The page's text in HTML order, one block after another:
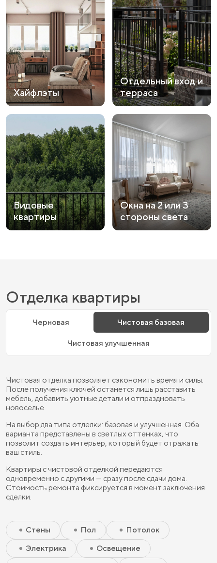
Хайфлэты
Отдельный вход и
терраса
Видовые
квартиры
Окна на 2 или 3
стороны света
Отделка квартиры
Черновая Чистовая базовая
Чистовая улучшенная
Чистовая отделка позволяет сэкономить время и силы.
После получения ключей останется лишь расставить
мебель, добавить уютные детали и отпраздновать
новоселье.
На выбор два типа отделки: базовая и улучшенная. Оба
варианта представлены в светлых оттенках, что
позволит создать интерьер, который будет отражать
ваш стиль.
Квартиры с чистовой отделкой передаются
одновременно с другими — сразу после сдачи дома.
Стоимость ремонта фиксируется в момент заключения
сделки.
Скрытый элемент 2 - Чистовая базовая
Скрытый элемент 1 - Чистовая базовая
Стены
Пол
Потолок
Электрика
Освещение